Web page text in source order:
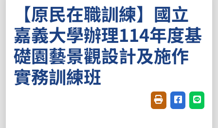
【原民在職訓練】國立
嘉義大學辦理114年度基
礎園藝景觀設計及施作
實務訓練班
友善列印(開新視
分享至臉書
分享